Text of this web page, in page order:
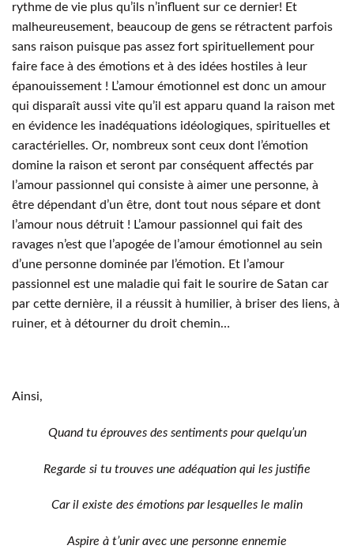
rythme de vie plus qu’ils n’influent sur ce dernier! Et
malheureusement, beaucoup de gens se rétractent parfois
sans raison puisque pas assez fort spirituellement pour
faire face à des émotions et à des idées hostiles à leur
épanouissement ! L’amour émotionnel est donc un amour
qui disparaît aussi vite qu’il est apparu quand la raison met
en évidence les inadéquations idéologiques, spirituelles et
caractérielles. Or, nombreux sont ceux dont l’émotion
domine la raison et seront par conséquent affectés par
l’amour passionnel qui consiste à aimer une personne, à
être dépendant d’un être, dont tout nous sépare et dont
l’amour nous détruit ! L’amour passionnel qui fait des
ravages n’est que l’apogée de l’amour émotionnel au sein
d’une personne dominée par l’émotion. Et l’amour
passionnel est une maladie qui fait le sourire de Satan car
par cette dernière, il a réussit à humilier, à briser des liens, à
ruiner, et à détourner du droit chemin…
Ainsi,
Quand tu éprouves des sentiments pour quelqu’un
Regarde si tu trouves une adéquation qui les justifie
Car il existe des émotions par lesquelles le malin
Aspire à t’unir avec une personne ennemie